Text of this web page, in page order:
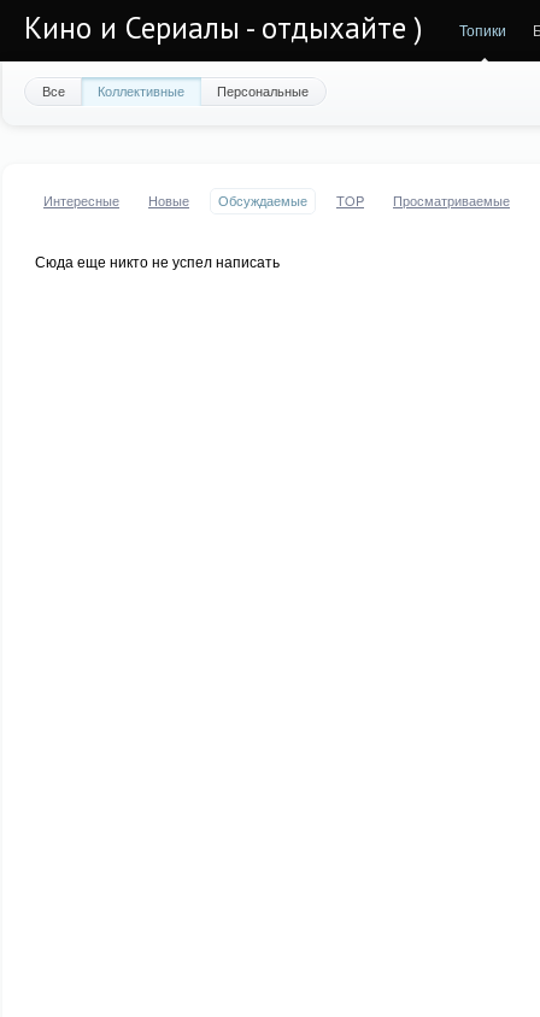
Кино и Сериалы - отдыхайте ) Топики
Все Коллективные Персональные
Интересные Новые Обсуждаемые TOP Просматриваемые
Сюда еще никто не успел написать